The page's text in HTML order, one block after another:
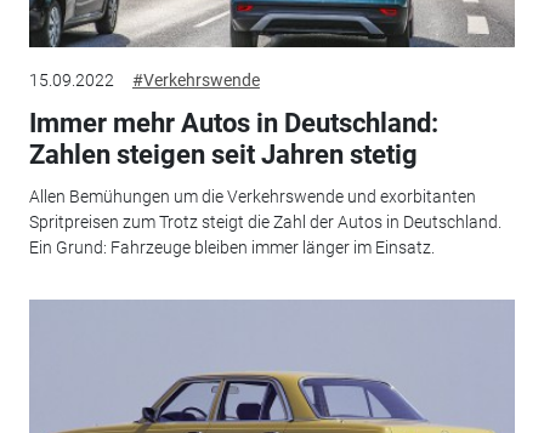
15.09.2022 #Verkehrswende
Immer mehr Autos in Deutschland:
Zahlen steigen seit Jahren stetig
Allen Bemühungen um die Verkehrswende und exorbitanten
Spritpreisen zum Trotz steigt die Zahl der Autos in Deutschland.
Ein Grund: Fahrzeuge bleiben immer länger im Einsatz.